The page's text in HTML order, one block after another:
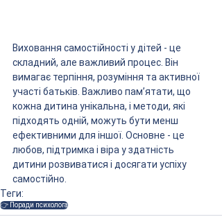
Виховання самостійності у дітей - це
складний, але важливий процес. Він
вимагає терпіння, розуміння та активної
участі батьків. Важливо пам’ятати, що
кожна дитина унікальна, і методи, які
підходять одній, можуть бути менш
ефективними для іншої. Основне - це
любов, підтримка і віра у здатність
дитини розвиватися і досягати успіху
самостійно.
Теги:
👉 Поради психолога